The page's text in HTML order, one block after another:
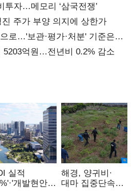
투자…메모리 ‘삼국전쟁’
주가 부양 의지에 상한가
로…'보관·평가·처분' 기준은
5203억원…전년비 0.2% 감소
실적
개발현안
해경, 양귀비·
대마 집중단속…